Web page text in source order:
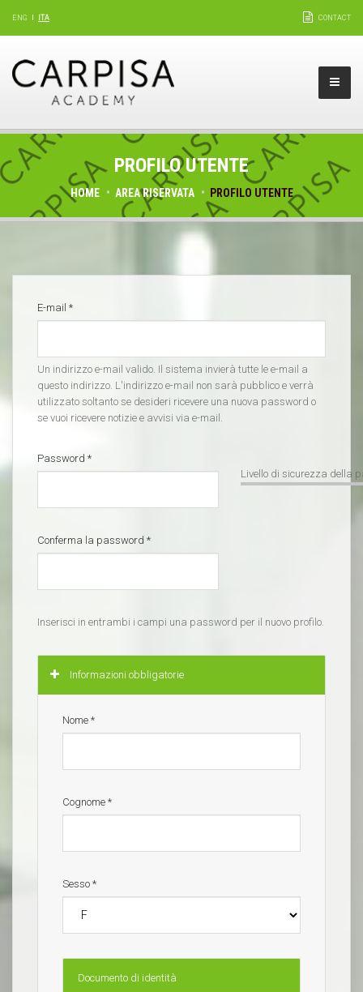
ENG ITA CONTACT
PROFILO UTENTE
HOME AREA RISERVATA PROFILO UTENTE
E-mail *
Un indirizzo e-mail valido. Il sistema invierà tutte le e-mail a
questo indirizzo. L'indirizzo e-mail non sarà pubblico e verrà
utilizzato soltanto se desideri ricevere una nuova password o
se vuoi ricevere notizie e avvisi via e-mail.
Livello di sicurezza della
Password *
Conferma la password *
Inserisci in entrambi i campi una password per il nuovo profilo.
Nascondi
Informazioni obbligatorie
Nome *
Cognome *
Sesso *
Documento di identità